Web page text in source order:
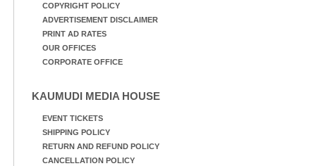
COPYRIGHT POLICY
ADVERTISEMENT DISCLAIMER
PRINT AD RATES
OUR OFFICES
CORPORATE OFFICE
KAUMUDI MEDIA HOUSE
EVENT TICKETS
SHIPPING POLICY
RETURN AND REFUND POLICY
CANCELLATION POLICY